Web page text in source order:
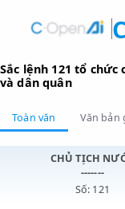
Sắc lệnh 121 tổ
và dân quân
Toàn văn
CHỦ TỊCH
-------